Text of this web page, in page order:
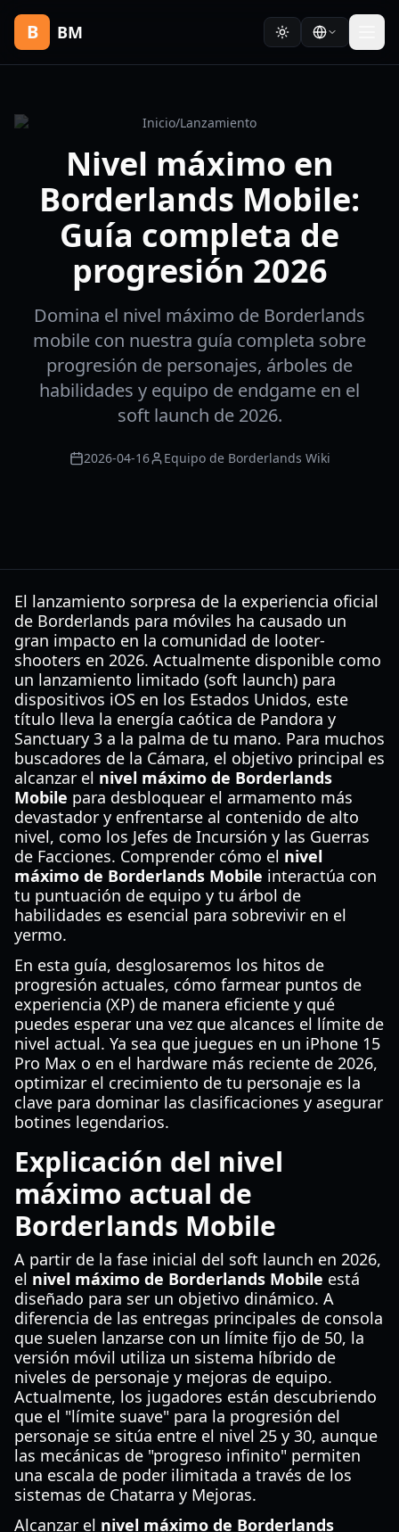
B BM
Inicio/Lanzamiento
Nivel máximo en
Borderlands Mobile:
Guía completa de
progresión 2026
Domina el nivel máximo de Borderlands
mobile con nuestra guía completa sobre
progresión de personajes, árboles de
habilidades y equipo de endgame en el
soft launch de 2026.
2026-04-16 Equipo de Borderlands Wiki
El lanzamiento sorpresa de la experiencia oficial
de Borderlands para móviles ha causado un
gran impacto en la comunidad de looter-
shooters en 2026. Actualmente disponible como
un lanzamiento limitado (soft launch) para
dispositivos iOS en los Estados Unidos, este
título lleva la energía caótica de Pandora y
Sanctuary 3 a la palma de tu mano. Para muchos
buscadores de la Cámara, el objetivo principal es
alcanzar el nivel máximo de Borderlands
Mobile para desbloquear el armamento más
devastador y enfrentarse al contenido de alto
nivel, como los Jefes de Incursión y las Guerras
de Facciones. Comprender cómo el nivel
máximo de Borderlands Mobile interactúa con
tu puntuación de equipo y tu árbol de
habilidades es esencial para sobrevivir en el
yermo.
En esta guía, desglosaremos los hitos de
progresión actuales, cómo farmear puntos de
experiencia (XP) de manera eficiente y qué
puedes esperar una vez que alcances el límite de
nivel actual. Ya sea que juegues en un iPhone 15
Pro Max o en el hardware más reciente de 2026,
optimizar el crecimiento de tu personaje es la
clave para dominar las clasificaciones y asegurar
botines legendarios.
Explicación del nivel
máximo actual de
Borderlands Mobile
A partir de la fase inicial del soft launch en 2026,
el nivel máximo de Borderlands Mobile está
diseñado para ser un objetivo dinámico. A
diferencia de las entregas principales de consola
que suelen lanzarse con un límite fijo de 50, la
versión móvil utiliza un sistema híbrido de
niveles de personaje y mejoras de equipo.
Actualmente, los jugadores están descubriendo
que el "límite suave" para la progresión del
personaje se sitúa entre el nivel 25 y 30, aunque
las mecánicas de "progreso infinito" permiten
una escala de poder ilimitada a través de los
sistemas de Chatarra y Mejoras.
Alcanzar el nivel máximo de Borderlands